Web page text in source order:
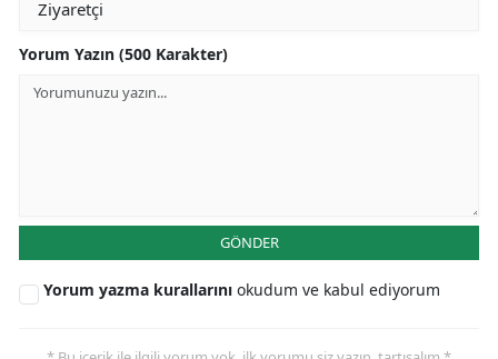
Yorum Yazın (500 Karakter)
GÖNDER
Yorum yazma kurallarını okudum ve kabul ediyorum